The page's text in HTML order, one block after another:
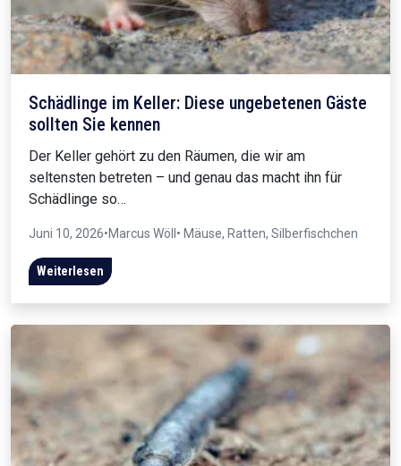
Schädlinge im Keller: Diese ungebetenen Gäste
sollten Sie kennen
Der Keller gehört zu den Räumen, die wir am
seltensten betreten – und genau das macht ihn für
Schädlinge so…
Juni 10, 2026•Marcus Wöll • Mäuse, Ratten, Silberfischchen
Weiterlesen